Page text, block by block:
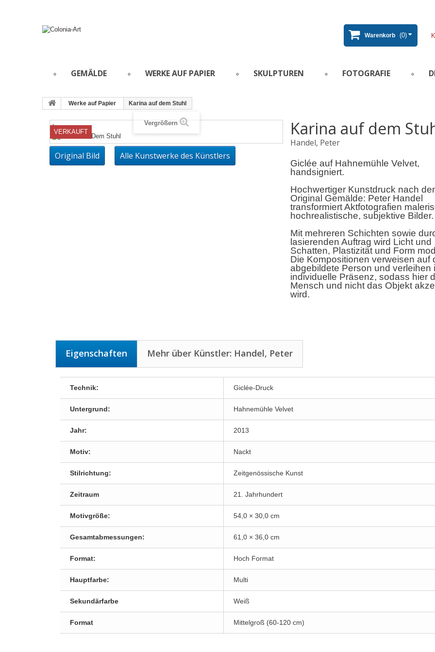
Warenkorb (0)
GEMÄLDE WERKE AUF PAPIER SKULPTUREN FOTOGRAFIE
Werke auf Papier Karina auf dem Stuhl
}
VERKAUFT
Vergrößern
Original Bild Alle Kunstwerke des Künstlers
Karina auf dem
Handel, Peter
Giclée auf Hahnemühle Velvet,
handsigniert.
Hochwertiger Kunstdruck nach
Original Gemälde: Peter Handel
transformiert Aktfotografien
hochrealistische, subjektive Bilder.
Mit mehreren Schichten sowie
lasierenden Auftrag wird Licht und
Schatten, Plastizität und Form
Die Kompositionen verweisen auf
abgebildete Person und verleihen
individuelle Präsenz, sodass hier
Mensch und nicht das Objekt
wird.
Eigenschaften Mehr über Künstler: Handel, Peter
Technik: Giclée-Druck
Untergrund: Hahnemühle Velvet
Jahr: 2013
Motiv: Nackt
Stilrichtung: Zeitgenössische Kunst
Zeitraum 21. Jahrhundert
Motivgröße: 54,0 × 30,0 cm
Gesamtabmessungen: 61,0 × 36,0 cm
Format: Hoch Format
Hauptfarbe: Multi
Sekundärfarbe Weiß
Format Mittelgroß (60-120 cm)